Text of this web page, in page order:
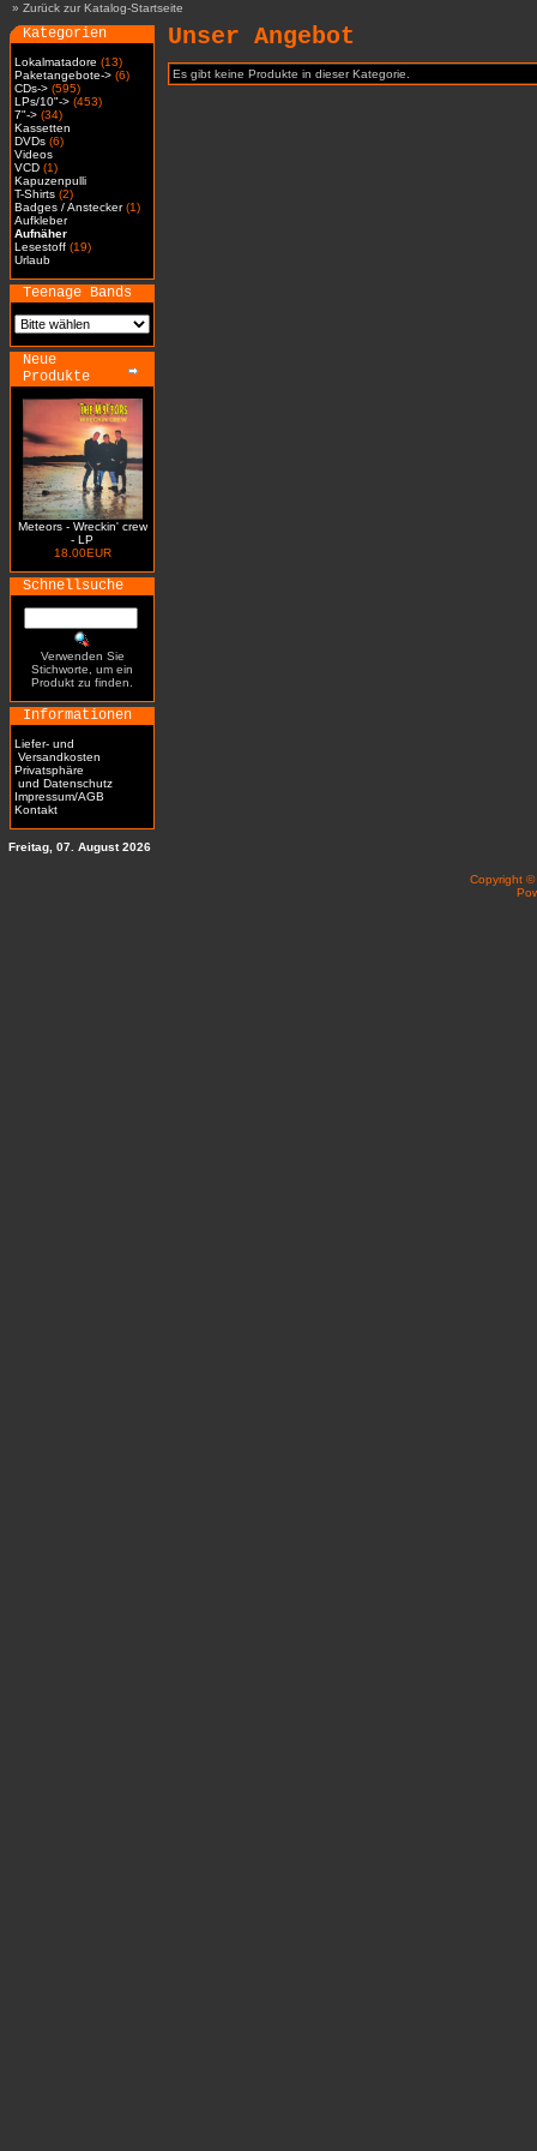
» Zurück zur Katalog-Startseite
Kategorien
Lokalmatadore (13)
Paketangebote-> (6)
CDs-> (595)
LPs/10"-> (453)
7"-> (34)
Kassetten
DVDs (6)
Videos
VCD (1)
Kapuzenpulli
T-Shirts (2)
Badges / Anstecker(1)
Aufkleber
Aufnäher
Lesestoff (19)
Urlaub
Teenage Bands
Neue
Produkte
Meteors - Wreckin' crew
- LP
18.00EUR
Schnellsuche
Verwenden Sie
Stichworte, um ein
Produkt zu finden.
Informationen
Liefer- und
Versandkosten
Privatsphäre
und Datenschutz
Impressum/AGB
Kontakt
Unser Angebot
Es gibt keine Produkte in dieser Kategorie.
Freitag, 07. August 2026
Copyright